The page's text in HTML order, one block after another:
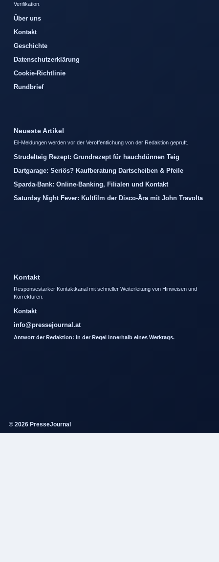
Verifikation.
Über uns
Kontakt
Geschichte
Datenschutzerklärung
Cookie-Richtlinie
Rundbrief
Neueste Artikel
Eil-Meldungen werden vor der Veroffentlichung von der Redaktion gepruft.
Strudelteig Rezept: Grundrezept für hauchdünnen Teig
Dartgarage: Seriös? Kaufberatung Dartscheiben & Pfeile
Sparda-Bank: Online-Banking, Filialen und Kontakt
Saturday Night Fever: Kultfilm der Disco-Ära mit John Travolta
Kontakt
Responsestarker Kontaktkanal mit schneller Weiterleitung von Hinweisen und
Korrekturen.
Kontakt
info@pressejournal.at
Antwort der Redaktion: in der Regel innerhalb eines Werktags.
© 2026 PresseJournal